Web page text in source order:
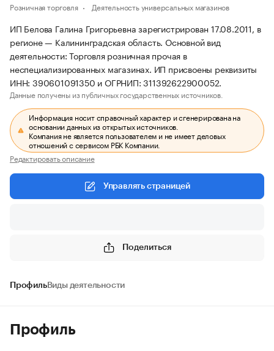
Розничная торговля Деятельность универсальных магазинов
ИП Белова Галина Григорьевна зарегистрирован 17.08.2011, в
регионе — Калининградская область. Основной вид
деятельности: Торговля розничная прочая в
неспециализированных магазинах. ИП присвоены реквизиты
ИНН: 390601091350 и ОГРНИП: 311392622900052.
Данные получены из публичных государственных источников.
Информация носит справочный характер и сгенерирована на
основании данных из открытых источников.
Компания не является пользователем и не имеет деловых
отношений с сервисом РБК Компании.
Редактировать описание
Управлять страницей
Поделиться
ПрофильВиды деятельности
Профиль